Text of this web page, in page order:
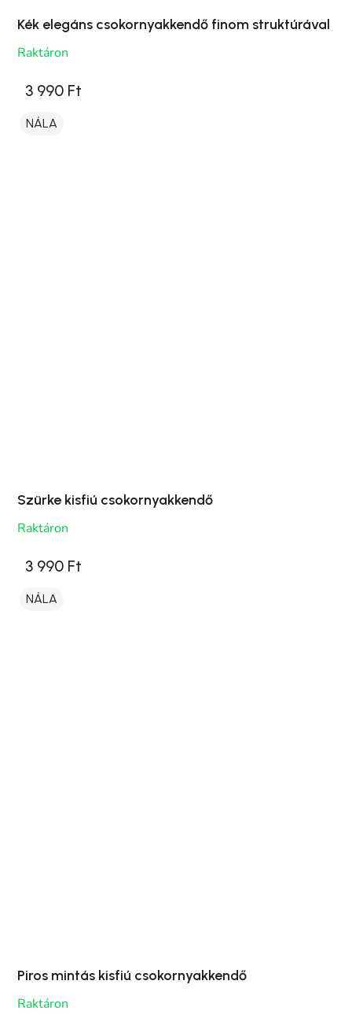
Kék elegáns csokornyakkendő finom struktúrával
Raktáron
3 990 Ft
NÁLA
Szürke kisfiú csokornyakkendő
Raktáron
3 990 Ft
NÁLA
Piros mintás kisfiú csokornyakkendő
Raktáron